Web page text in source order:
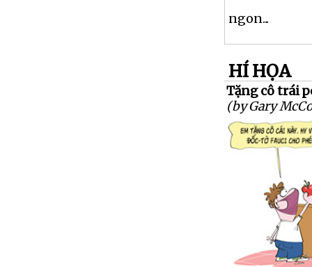
ngon...
HÍ HỌA
Tặng cô trái
(by Gary